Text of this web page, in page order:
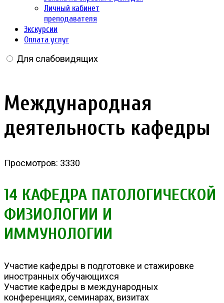
Личный кабинет
преподавателя
Экскурсии
Оплата услуг
Для слабовидящих
Международная
деятельность кафедры
Просмотров: 3330
14 КАФЕДРА ПАТОЛОГИЧЕСКОЙ
ФИЗИОЛОГИИ И
ИММУНОЛОГИИ
Участие кафедры в подготовке и стажировке
иностранных обучающихся
Участие кафедры в международных
конференциях, семинарах, визитах